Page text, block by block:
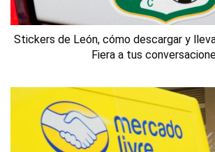
Stickers de León, cómo descargar y
Fiera a tus